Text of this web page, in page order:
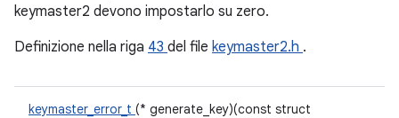
keymaster2 devono impostarlo su zero.
Definizione nella riga 43 del file keymaster2.h .
keymaster_error_t (* generate_key)(const struct